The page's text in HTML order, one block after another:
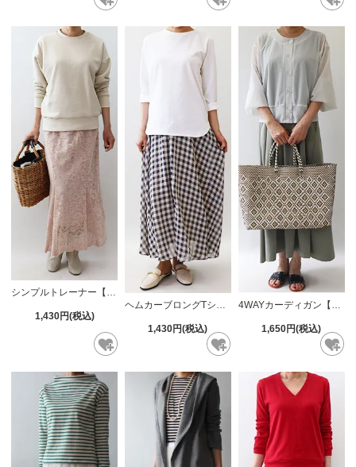
1,430円(税込)
1,430円(税込) 1,650円(税込)